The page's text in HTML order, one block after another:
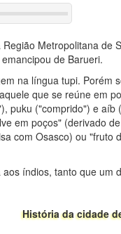
Metropolitana de
de Barueri.
na língua tupi. Porém
que se reúne em
puku ("comprido") e
em poços" (derivado
com Osasco) ou
índios, tanto que
História da cidade